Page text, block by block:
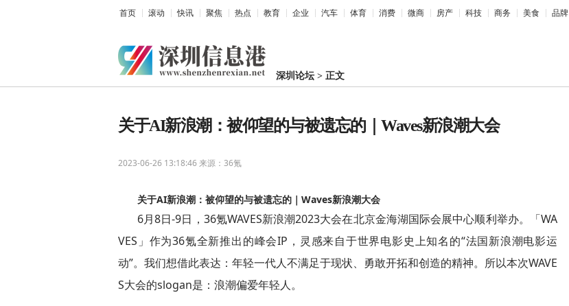
首页 滚动 快讯 聚焦 热点 教育 企业 汽车 体育 消费 微商 房产 科技 商务 美食 品牌
深圳论坛> 正文
关于AI新浪潮：被仰望的与被遗忘的｜Waves新浪潮大会
2023-06-26 13:18:46来源：36氪
关于AI新浪潮：被仰望的与被遗忘的｜Waves新浪潮大会
6月8日-9日，36氪WAVES新浪潮2023大会在北京金海湖国际会展中心顺利举办。「WA
VES」作为36氪全新推出的峰会IP，灵感来自于世界电影史上知名的“法国新浪潮电影运
动”。我们想借此表达：年轻一代人不满足于现状、勇敢开拓和创造的精神。所以本次WAVE
S大会的slogan是：浪潮偏爱年轻人。